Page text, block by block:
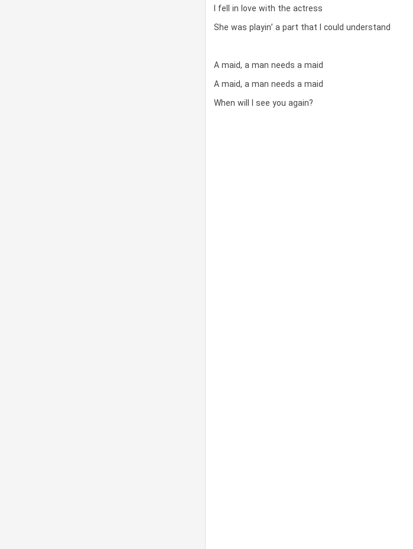
I fell in love with the actress
She was playin’ a part that I could understand
A maid, a man needs a maid
A maid, a man needs a maid
When will I see you again?